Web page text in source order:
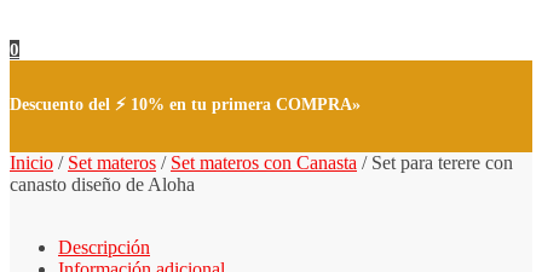
0
Descuento del ⚡ 10% en tu primera COMPRA»
Inicio / Set materos / Set materos con Canasta / Set para terere con
canasto diseño de Aloha
Descripción